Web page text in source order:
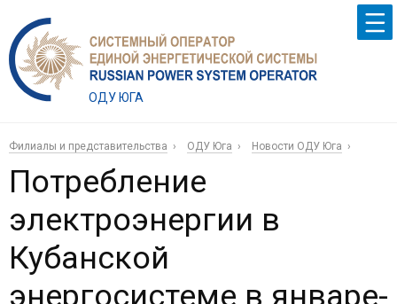
ОДУ ЮГА
Филиалы и представительства ОДУ Юга Новости ОДУ Юга
Потребление
электроэнергии в
Кубанской
энергосистеме в январе-